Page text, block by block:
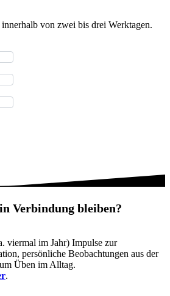
von zwei bis drei Werktagen.
Verbindung bleiben?
viermal im Jahr) Impulse zur
persönliche Beobachtungen aus der
Üben im Alltag.
.